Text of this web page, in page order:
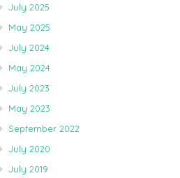
July 2025
May 2025
July 2024
May 2024
July 2023
May 2023
September 2022
July 2020
July 2019